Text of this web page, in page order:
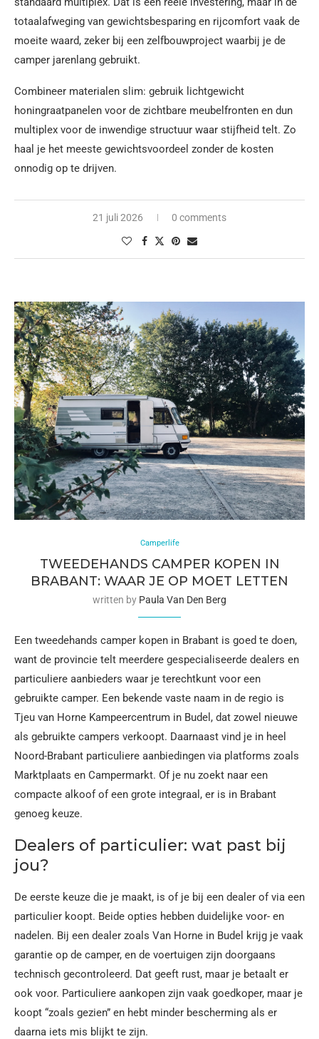
totaalafweging van gewichtsbesparing en rijcomfort vaak de
moeite waard, zeker bij een zelfbouwproject waarbij je de
camper jarenlang gebruikt.
Combineer materialen slim: gebruik lichtgewicht
honingraatpanelen voor de zichtbare meubelfronten en dun
multiplex voor de inwendige structuur waar stijfheid telt. Zo
haal je het meeste gewichtsvoordeel zonder de kosten
onnodig op te drijven.
21 juli 2026 0 comments
Camperlife
TWEEDEHANDS CAMPER KOPEN IN
BRABANT: WAAR JE OP MOET LETTEN
written by Paula Van Den Berg
Een tweedehands camper kopen in Brabant is goed te doen,
want de provincie telt meerdere gespecialiseerde dealers en
particuliere aanbieders waar je terechtkunt voor een
gebruikte camper. Een bekende vaste naam in de regio is
Tjeu van Horne Kampeercentrum in Budel, dat zowel nieuwe
als gebruikte campers verkoopt. Daarnaast vind je in heel
Noord-Brabant particuliere aanbiedingen via platforms zoals
Marktplaats en Campermarkt. Of je nu zoekt naar een
compacte alkoof of een grote integraal, er is in Brabant
genoeg keuze.
Dealers of particulier: wat past bij
jou?
De eerste keuze die je maakt, is of je bij een dealer of via een
particulier koopt. Beide opties hebben duidelijke voor- en
nadelen. Bij een dealer zoals Van Horne in Budel krijg je vaak
garantie op de camper, en de voertuigen zijn doorgaans
technisch gecontroleerd. Dat geeft rust, maar je betaalt er
ook voor. Particuliere aankopen zijn vaak goedkoper, maar je
koopt “zoals gezien” en hebt minder bescherming als er
daarna iets mis blijkt te zijn.